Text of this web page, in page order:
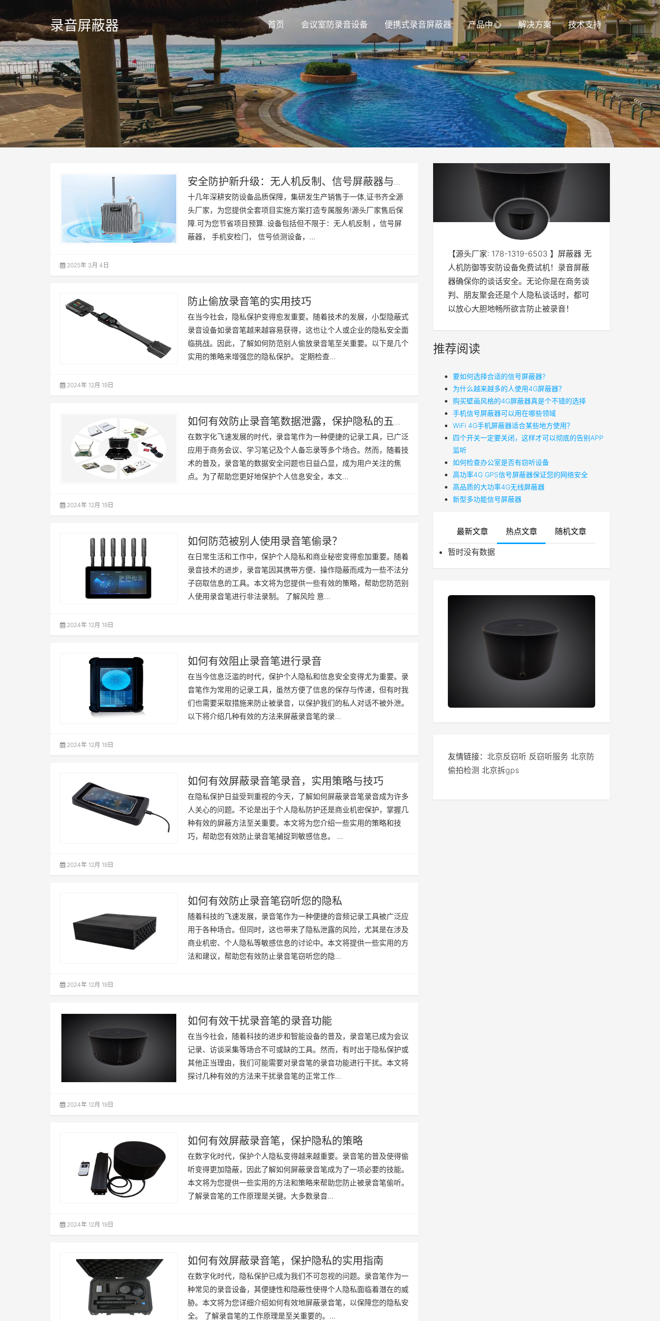
录音屏蔽器 首页 会议室防录音设备 便携式录音屏蔽器 产品中心 解决方案 技术支持
安全防护新升级：无人机反制、信号屏蔽器与反
监听技术的综合应用
十几年深耕安防设备品质保障，集研发生产销售于一体,证书齐全源
头厂家，为您提供全套项目实施方案打造专属服务!源头厂家售后保
障.可为您节省项目预算. 设备包括但不限于：无人机反制 ，信号屏
蔽器， 手机安检门， 信号侦测设备，…
2025年 3月 4日
防止偷放录音笔的实用技巧
在当今社会，隐私保护变得愈发重要。随着技术的发展，小型隐蔽式
录音设备如录音笔越来越容易获得，这也让个人或企业的隐私安全面
临挑战。因此，了解如何防范别人偷放录音笔至关重要。以下是几个
实用的策略来增强您的隐私保护。 定期检查…
2024年 12月 19日
如何有效防止录音笔数据泄露，保护隐私的五大
策略
在数字化飞速发展的时代，录音笔作为一种便捷的记录工具，已广泛
应用于商务会议、学习笔记及个人备忘录等多个场合。然而，随着技
术的普及，录音笔的数据安全问题也日益凸显，成为用户关注的焦
点。为了帮助您更好地保护个人信息安全，本文…
2024年 12月 19日
如何防范被别人使用录音笔偷录？
在日常生活和工作中，保护个人隐私和商业秘密变得愈加重要。随着
录音技术的进步，录音笔因其携带方便、操作隐蔽而成为一些不法分
子窃取信息的工具。本文将为您提供一些有效的策略，帮助您防范别
人使用录音笔进行非法录制。 了解风险 意…
2024年 12月 19日
如何有效阻止录音笔进行录音
在当今信息泛滥的时代，保护个人隐私和信息安全变得尤为重要。录
音笔作为常用的记录工具，虽然方便了信息的保存与传递，但有时我
们也需要采取措施来防止被录音，以保护我们的私人对话不被外泄。
以下将介绍几种有效的方法来屏蔽录音笔的录…
2024年 12月 19日
如何有效屏蔽录音笔录音，实用策略与技巧
在隐私保护日益受到重视的今天，了解如何屏蔽录音笔录音成为许多
人关心的问题。不论是出于个人隐私防护还是商业机密保护，掌握几
种有效的屏蔽方法至关重要。本文将为您介绍一些实用的策略和技
巧，帮助您有效防止录音笔捕捉到敏感信息。 …
2024年 12月 19日
如何有效防止录音笔窃听您的隐私
随着科技的飞速发展，录音笔作为一种便捷的音频记录工具被广泛应
用于各种场合。但同时，这也带来了隐私泄露的风险，尤其是在涉及
商业机密、个人隐私等敏感信息的讨论中。本文将提供一些实用的方
法和建议，帮助您有效防止录音笔窃听您的隐…
2024年 12月 19日
如何有效干扰录音笔的录音功能
在当今社会，随着科技的进步和智能设备的普及，录音笔已成为会议
记录、访谈采集等场合不可或缺的工具。然而，有时出于隐私保护或
其他正当理由，我们可能需要对录音笔的录音功能进行干扰。本文将
探讨几种有效的方法来干扰录音笔的正常工作…
2024年 12月 19日
如何有效屏蔽录音笔，保护隐私的策略
在数字化时代，保护个人隐私变得越来越重要。录音笔的普及使得偷
听变得更加隐蔽，因此了解如何屏蔽录音笔成为了一项必要的技能。
本文将为您提供一些实用的方法和策略来帮助您防止被录音笔偷听。
了解录音笔的工作原理是关键。大多数录音…
2024年 12月 19日
如何有效屏蔽录音笔，保护隐私的实用指南
在数字化时代，隐私保护已成为我们不可忽视的问题。录音笔作为一
种常见的录音设备，其便捷性和隐蔽性使得个人隐私面临着潜在的威
胁。本文将为您详细介绍如何有效地屏蔽录音笔，以保障您的隐私安
全。 了解录音笔的工作原理是至关重要的。…
【源头厂家: 178-1319-6503 】屏蔽器 无
人机防御等安防设备免费试机！录音屏蔽
器确保你的谈话安全。无论你是在商务谈
判、朋友聚会还是个人隐私谈话时，都可
以放心大胆地畅所欲言防止被录音！
推荐阅读
要如何选择合适的信号屏蔽器?
​为什么越来越多的人使用4G屏蔽器？
购买壁画风格的4G屏蔽器真是个不错的选择
手机信号屏蔽器可以用在哪些领域
WiFi 4G手机屏蔽器适合某些地方使用？
四个开关一定要关闭，这样才可以彻底的告别APP
监听
如何检查办公室是否有窃听设备
高功率4G GPS信号屏蔽器保证您的网络安全
高品质的大功率4G无线屏蔽器
新型多功能信号屏蔽器
最新文章 热点文章 随机文章
暂时没有数据
友情链接： 北京反窃听 反窃听服务 北京防
偷拍检测 北京拆gps